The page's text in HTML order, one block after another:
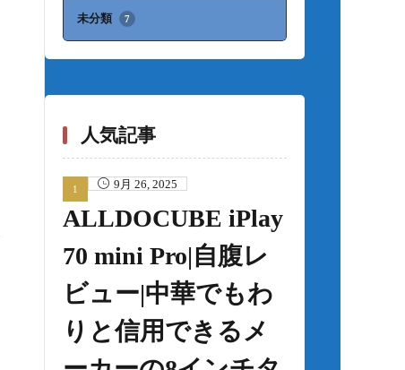
未分類 7
人気記事
9月 26, 2025
ALLDOCUBE iPlay
70 mini Pro|自腹レ
ビュー|中華でもわ
りと信用できるメ